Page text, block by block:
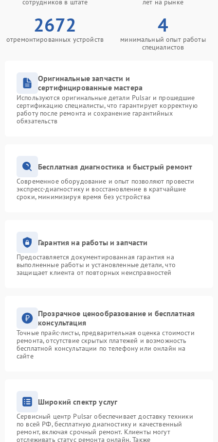
сотрудников в штате лет на рынке
2672
отремонтированных устройств
4
минимальный опыт работы
специалистов
Оригинальные запчасти и
сертифицированные мастера
Используются оригинальные детали Pulsar и прошедшие
сертификацию специалисты, что гарантирует корректную
работу после ремонта и сохранение гарантийных
обязательств
Бесплатная диагностика и быстрый ремонт
Современное оборудование и опыт позволяют провести
экспресс-диагностику и восстановление в кратчайшие
сроки, минимизируя время без устройства
Гарантия на работы и запчасти
Предоставляется документированная гарантия на
выполненные работы и установленные детали, что
защищает клиента от повторных неисправностей
Прозрачное ценообразование и бесплатная
консультация
Точные прайс-листы, предварительная оценка стоимости
ремонта, отсутствие скрытых платежей и возможность
бесплатной консультации по телефону или онлайн на
сайте
Широкий спектр услуг
Сервисный центр Pulsar обеспечивает доставку техники
по всей РФ, бесплатную диагностику и качественный
ремонт, включая срочный ремонт. Клиенты могут
отслеживать статус ремонта онлайн. Также